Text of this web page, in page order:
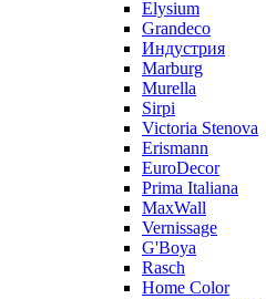
Elysium
Grandeco
Индустрия
Marburg
Murella
Sirpi
Victoria Stenova
Erismann
EuroDecor
Prima Italiana
MaxWall
Vernissage
G'Boya
Rasch
Home Color